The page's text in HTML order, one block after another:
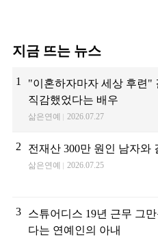
지금 뜨는 뉴스
1
"이혼하자마자 세상 후련"
직감했었다는 배우
삶은연예 2026.07.27
2 전재산 300만 원인 남자와
삶은연예 2026.07.25
3
스튜어디스 19년 근무 그
다는 연예인의 아내